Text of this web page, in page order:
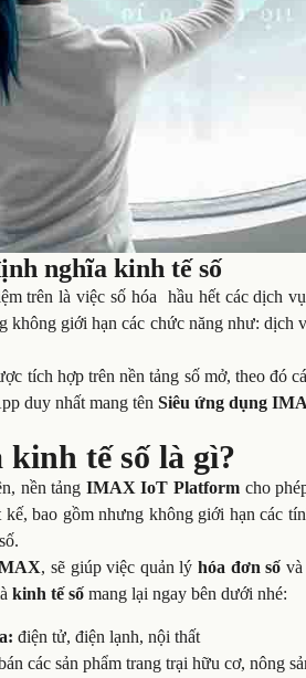
nghĩa kinh tế số
trên là việc số hóa hầu hết các dịch
không giới hạn các chức năng như: dịch
tích hợp trên nền tảng số mở, theo đó
duy nhất mang tênSiêu ứng dụng
tế số là gì?
nền tảng IMAX IoT Platform cho
bao gồm nhưng không giới hạn các
, sẽ giúp việc quản lýhóa đơn số và
kinh tế số mang lại ngay bên dưới nhé:
điện tử, điện lạnh, nội thất
các sản phẩm trang trại hữu cơ, nông